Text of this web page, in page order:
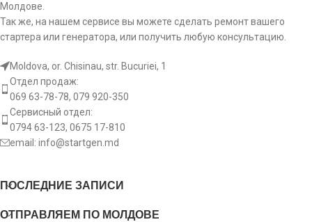
id:
Диаметр
внутрений
Молдове.
Так же, на нашем сервисе вы можете сделать ремонт вашего
стартера или генератора, или получить любую консультацию.
Moldova, or. Chisinau, str. Bucuriei, 1
Отдел продаж:
069 63-78-78, 079 920-350
Сервисный отдел:
0794 63-123, 0675 17-810
email: info@startgen.md
ПОСЛЕДНИЕ ЗАПИСИ
ОТПРАВЛЯЕМ ПО МОЛДОВЕ